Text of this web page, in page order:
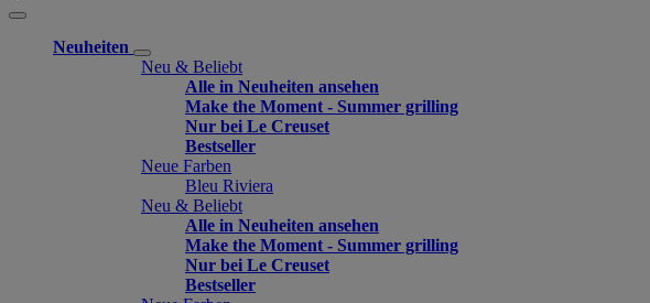
Neuheiten
Neu & Beliebt
Alle in Neuheiten ansehen
Make the Moment - Summer grilling
Nur bei Le Creuset
Bestseller
Neue Farben
Bleu Riviera
Neu & Beliebt
Alle in Neuheiten ansehen
Make the Moment - Summer grilling
Nur bei Le Creuset
Bestseller